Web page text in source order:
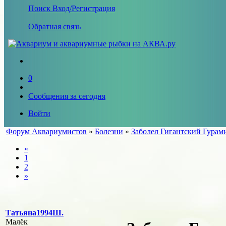
Поиск Вход/Регистрация
Обратная связь
0
Сообщения за сегодня
Войти
Форум Аквариумистов » Болезни » Заболел Гигантский
«
1
2
»
Татьяна1994Ш.
Малёк